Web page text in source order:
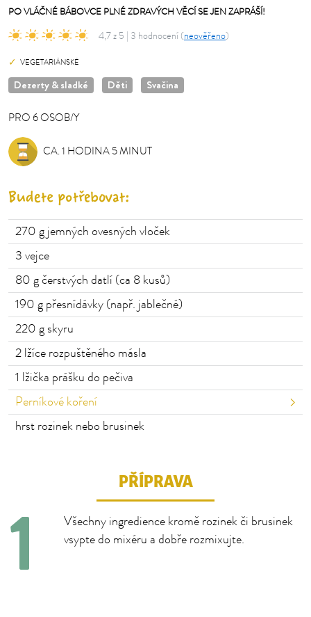
PO VLÁČNÉ BÁBOVCE PLNÉ ZDRAVÝCH VĚCÍ SE JEN ZAPRÁŠÍ!
4,7 z 5 | 3 hodnocení (neověřeno)
VEGETARIÁNSKÉ
Dezerty & sladké Děti Svačina
PRO6OSOB/Y
OSOB/Y
CA. 1 HODINA 5 MINUT
Budete potřebovat:
270 g jemných ovesných vloček
3 vejce
80 g čerstvých datlí (ca 8 kusů)
190 g přesnídávky (např. jablečné)
220 g skyru
2 lžíce rozpuštěného másla
1 lžička prášku do pečiva
Perníkové koření
hrst rozinek nebo brusinek
PŘÍPRAVA
Všechny ingredience kromě rozinek či brusinek
vsypte do mixéru a dobře rozmixujte.